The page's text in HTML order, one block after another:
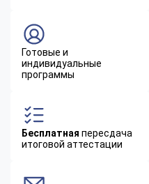
Готовые и
индивидуальные
программы
Бесплатная пересдача
итоговой аттестации